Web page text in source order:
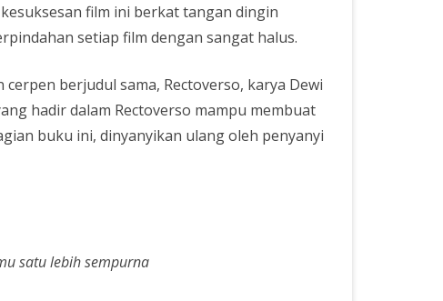
film ini berkat tangan dingin
setiap film dengan sangat halus.
berjudul sama, Rectoverso, karya Dewi
hadir dalam Rectoverso mampu membuat
buku ini, dinyanyikan ulang oleh penyanyi
satu lebih sempurna